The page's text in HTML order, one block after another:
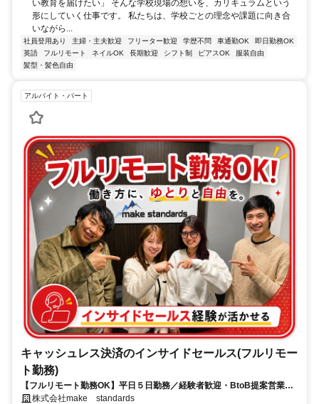
い教育を届けたい」 そんな学校現場の想いを、カリキュラムという
形にしていく仕事です。 私たちは、学校ごとの理念や課題に向き合
いながら...
社員登用あり 主婦・主夫歓迎 フリーター歓迎 学歴不問 車通勤OK
即日勤務OK
英語
フルリモート ネイルOK 長期歓迎 シフト制 ピアスOK
服装自由
髪型・髪色自由
アルバイト・パート
キャッシュレス決済のインサイドセールス(フルリモー
ト勤務)
【フルリモート勤務OK】平日５日勤務／経験者歓迎・BtoB提案営業で
スキルアップ
株式会社make standards